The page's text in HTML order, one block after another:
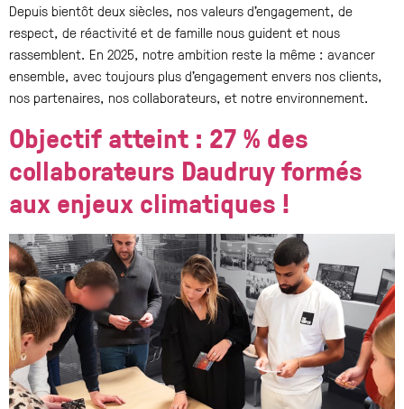
Depuis bientôt deux siècles, nos valeurs d’engagement, de
respect, de réactivité et de famille nous guident et nous
rassemblent. En 2025, notre ambition reste la même : avancer
ensemble, avec toujours plus d’engagement envers nos clients,
nos partenaires, nos collaborateurs, et notre environnement.
Objectif atteint : 27 % des
collaborateurs Daudruy formés
aux enjeux climatiques !